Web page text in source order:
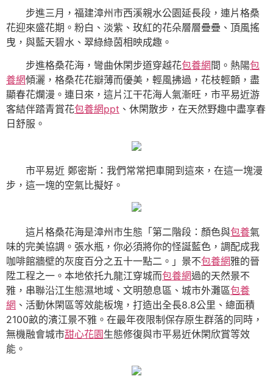
步進三月，福建漳州市西溪親水公園延長段，連片格桑
花迎來盛花期。粉白、淡紫、玫紅的花朵層層疊疊、頂風搖
曳，與藍天碧水、翠綠綠茵相映成趣。
步進格桑花海，彎曲休閑步道穿越花包養網 間。熱陽包
養網傾灑，格桑花花瓣薄而優美，輕風拂過，花枝輕顫，盡
顯春花爛漫。連日來，這片江干花海人氣漸旺，市平易近游
客結伴踏青賞花包養網ppt 、休閑散步，在天然野趣中盡享春
日舒服。
市平易近 鄭密斯：我們常常把車開到這來，在這一塊漫
步，這一塊的空氣比擬好。
這片格桑花海是漳州市生態「第二階段：顏色與包養氣
味的完美協調。張水瓶，你必須將你的怪誕藍色，調配成我
咖啡館牆壁的灰度百分之五十一點二。」景不包養網雅的晉
陞工程之一。本地依托九龍江穿城而包養網過的天然景不
雅，串聯沿江生態濕地域、文明憩息區、城市外灘區包養
網 、活動休閑區等效能板塊，打造出全長8.8公里、總面積
2100畝的濱江景不雅。在最年夜限制保存原生群落的同時，
無機融會城市甜心花園生態修復與市平易近休閑欣賞等效
能。